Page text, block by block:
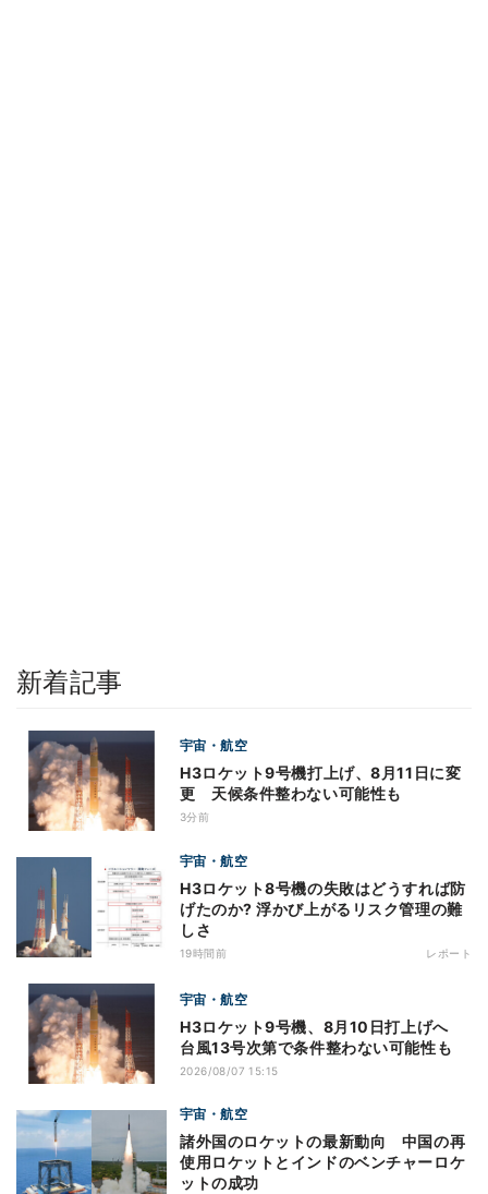
新着記事
宇宙・航空
H3ロケット9号機打上げ、8月11日に変
更 天候条件整わない可能性も
3分前
宇宙・航空
H3ロケット8号機の失敗はどうすれば防
げたのか? 浮かび上がるリスク管理の難
しさ
19時間前 レポート
宇宙・航空
H3ロケット9号機、8月10日打上げへ
台風13号次第で条件整わない可能性も
2026/08/07 15:15
宇宙・航空
諸外国のロケットの最新動向 中国の再
使用ロケットとインドのベンチャーロケ
ットの成功